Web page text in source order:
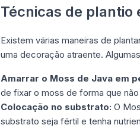
Técnicas de plantio
Existem várias maneiras de
uma decoração atraente.
Amarrar o Moss de Java em
de fixar o moss de forma que
Colocação no substrato: O
substrato seja fértil e tenha